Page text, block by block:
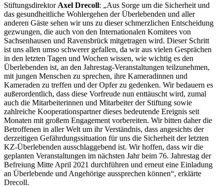
Stiftungsdirektor Axel Drecoll: „Aus Sorge um die Sicherheit und
das gesundheitliche Wohlergehen der Überlebenden und aller
anderen Gäste sehen wir uns zu dieser schmerzlichen Entscheidung
gezwungen, die auch von den Internationalen Komitees von
Sachsenhausen und Ravensbrück mitgetragen wird. Dieser Schritt
ist uns allen umso schwerer gefallen, da wir aus vielen Gesprächen
in den letzten Tagen und Wochen wissen, wie wichtig es den
Überlebenden ist, an den Jahrestag-Veranstaltungen teilzunehmen,
mit jungen Menschen zu sprechen, ihre Kameradinnen und
Kameraden zu treffen und der Opfer zu gedenken. Wir bedauern es
außerordentlich, dass diese Vorfreude nun enttäuscht wird, zumal
auch die Mitarbeiterinnen und Mitarbeiter der Stiftung sowie
zahlreiche Kooperationspartner dieses bedeutende Ereignis seit
Monaten mit großem Engagement vorbereiten. Wir bitten daher die
Betroffenen in aller Welt um ihr Verständnis, dass angesichts der
derzeitigen Gefährdungssituation für uns die Sicherheit der letzten
KZ-Überlebenden ausschlaggebend ist. Wir hoffen, dass wir die
geplanten Veranstaltungen im nächsten Jahr beim 76. Jahrestag der
Befreiung Mitte April 2021 durchführen und erneut eine Einladung
an Überlebende und Angehörige aussprechen können“, erklärte
Drecoll.